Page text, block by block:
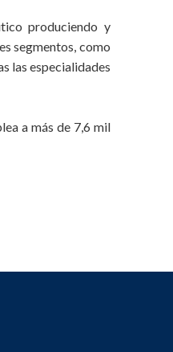
produciendo y
segmentos, como
las especialidades
a más de 7,6 mil